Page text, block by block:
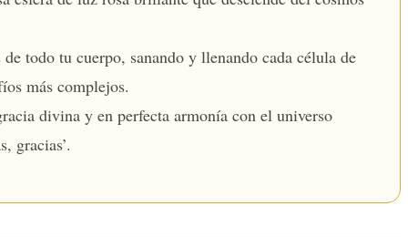
todo tu cuerpo, sanando y llenando cada célula de
más complejos.
divina y en perfecta armonía con el universo
gracias’.